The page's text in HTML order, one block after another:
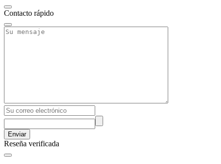
Contacto rápido
Enviar
Reseña verificada